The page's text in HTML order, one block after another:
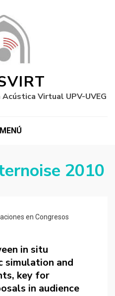
Virtual UPV-UVEG
MENÚ
2010
en Congresos
in situ
simulation and
key for
in audience